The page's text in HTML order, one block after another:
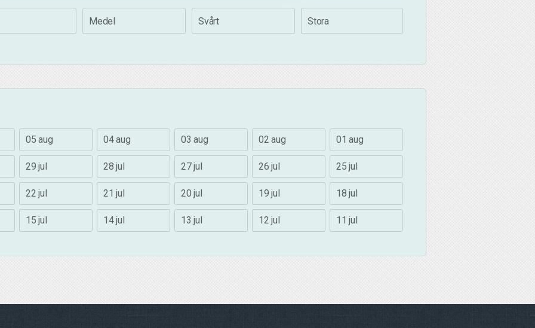
Medel Svårt Stora
05 aug 04 aug 03 aug 02 aug 01 aug
29 jul 28 jul 27 jul 26 jul 25 jul
22 jul 21 jul 20 jul 19 jul 18 jul
15 jul 14 jul 13 jul 12 jul 11 jul